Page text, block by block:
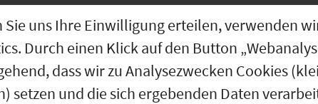
finden Sie obenstehend!
Sie uns Ihre Einwilligung erteilen, verwenden
Durch einen Klick auf den Button
dass wir zu Analysezwecken Cookies
setzen und die sich ergebenden Daten